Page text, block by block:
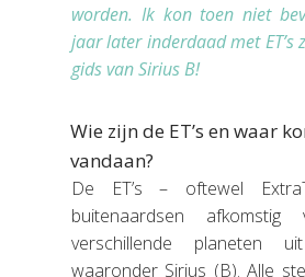
worden. Ik kon toen niet
jaar later inderdaad met ET’s
gids van Sirius B!
Wie zijn de ET’s en waar
vandaan?
De ET’s – oftewel
buitenaardsen
verschillende planeten
waaronder Sirius (B). Alle